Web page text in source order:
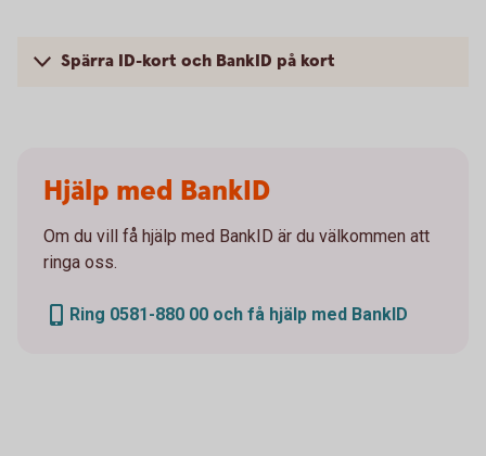
Spärra ID-kort och BankID på kort
Hjälp med BankID
Om du vill få hjälp med BankID är du välkommen att
ringa oss.
Ring 0581-880 00 och få hjälp med BankID